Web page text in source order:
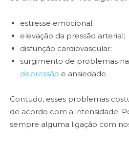
estresse emocional;
elevação da pressão arterial;
disfunção cardiovascular;
surgimento de problemas
depressão e ansiedade.
Contudo, esses problemas
de acordo com a intensidade.
sempre alguma ligação com